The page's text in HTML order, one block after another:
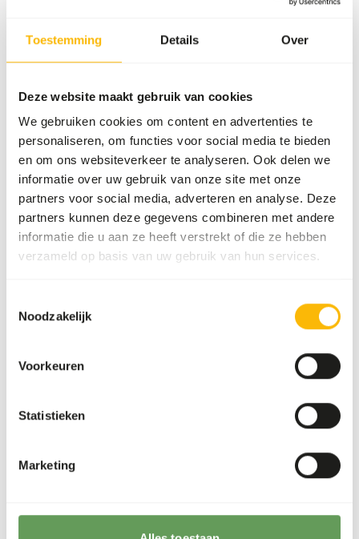
Toestemming Details Over
Deze website maakt gebruik van cookies
We gebruiken cookies om content en advertenties te
personaliseren, om functies voor social media te bieden
en om ons websiteverkeer te analyseren. Ook delen we
informatie over uw gebruik van onze site met onze
partners voor social media, adverteren en analyse. Deze
partners kunnen deze gegevens combineren met andere
informatie die u aan ze heeft verstrekt of die ze hebben
verzameld op basis van uw gebruik van hun services.
Noodzakelijk
Voorkeuren
Statistieken
Marketing
Secondary alimentary hyperparathyroidism
Aanvullend advies
Divide the “Feed quantity per day” over at least
one feeding moment per day.
Include at least one fasting day per week and
slightly increase the diet portion on the day
before.
The supplements should be given according to
the appropriate dosage that is mentioned on
offer the soft food first and then the hard food
Stimulate foraging behaviour by hanging,
stacking or hiding the feed. For instance by
in food puzzles (